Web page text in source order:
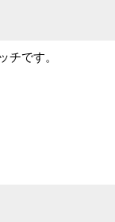
チです。